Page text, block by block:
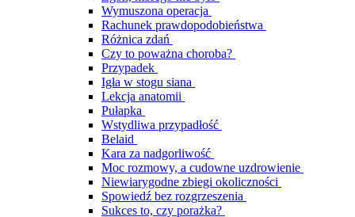
Wymuszona operacja
Rachunek prawdopodobieństwa
Różnica zdań
Czy to poważna choroba?
Przypadek
Igła w stogu siana
Lekcja anatomii
Pułapka
Wstydliwa przypadłość
Belaid
Kara za nadgorliwość
Moc rozmowy, a cudowne uzdrowienie
Niewiarygodne zbiegi okoliczności
Spowiedź bez rozgrzeszenia
Sukces to, czy porażka?